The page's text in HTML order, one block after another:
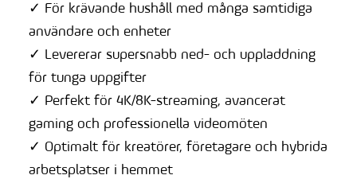
✓ För krävande hushåll med många samtidiga
användare och enheter
✓ Levererar supersnabb ned- och uppladdning
för tunga uppgifter
✓ Perfekt för 4K/8K-streaming, avancerat
gaming och professionella videomöten
✓ Optimalt för kreatörer, företagare och hybrida
arbetsplatser i hemmet